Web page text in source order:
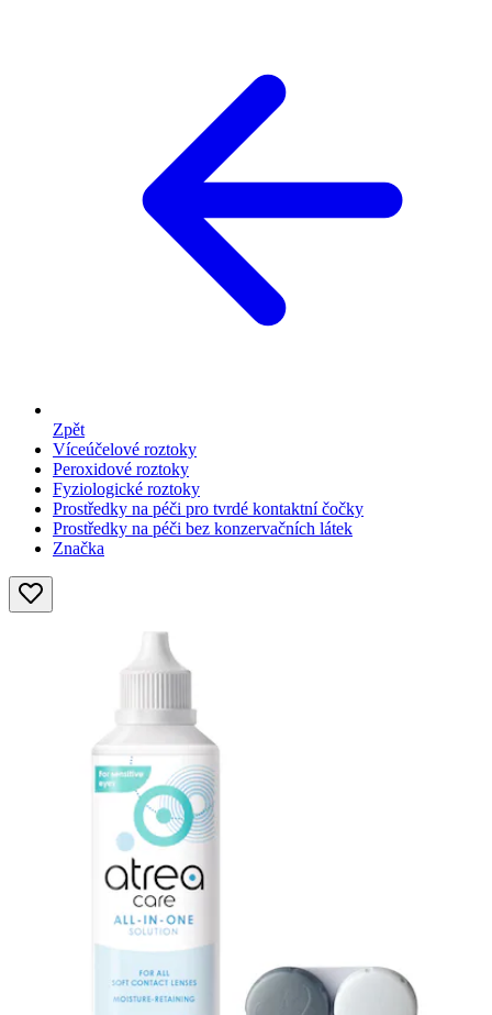
Zpět
Víceúčelové roztoky
Peroxidové roztoky
Fyziologické roztoky
Prostředky na péči pro tvrdé kontaktní čočky
Prostředky na péči bez konzervačních látek
Značka